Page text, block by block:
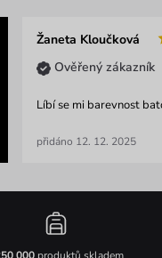
Žaneta Kloučková
Ověřený zákazník
Líbí se mi barevnost
přidáno 12. 12. 2025